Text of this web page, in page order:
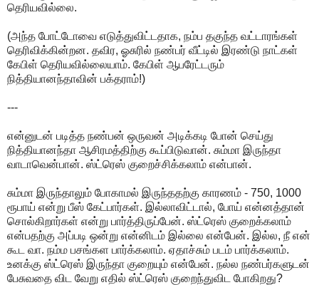
தெரியவில்லை.
(அந்த போட்டோவை எடுத்துவிட்டதாக, நம்ப தகுந்த வட்டாரங்கள்
தெரிவிக்கின்றன. தவிர, ஓசுரில் நண்பர் வீட்டில் இரண்டு நாட்கள்
கேபிள் தெரியவில்லையாம். கேபிள் ஆபரேட்டரும்
நித்தியானந்தாவின் பக்தராம்!)
---
என்னுடன் படித்த நண்பன் ஒருவன் அடிக்கடி போன் செய்து
நித்தியானந்தா ஆசிரமத்திற்கு கூப்பிடுவான். சும்மா இருந்தா
வாடாவென்பான். ஸ்ட்ரெஸ் குறைச்சிக்கலாம் என்பான்.
சும்மா இருந்தாலும் போகாமல் இருந்ததற்கு காரணம் - 750, 1000
ரூபாய் என்று பீஸ் கேட்பார்கள். இல்லாவிட்டால், போய் என்னத்தான்
சொல்கிறார்கள் என்று பார்த்திருப்பேன். ஸ்ட்ரெஸ் குறைக்கலாம்
என்பதற்கு அப்படி ஒன்று என்னிடம் இல்லை என்பேன். இல்ல, நீ என்
கூட வா. நம்ம பசங்கள பார்க்கலாம். ஏதாச்சும் படம் பார்க்கலாம்.
உனக்கு ஸ்ட்ரெஸ் இருந்தா குறையும் என்பேன். நல்ல நண்பர்களுடன்
பேசுவதை விட வேறு எதில் ஸ்ட்ரெஸ் குறைந்துவிட போகிறது?